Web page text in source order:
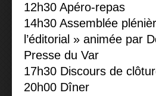
12h30 Apéro-repas
14h30 Assemblée
l’éditorial » animée par
Presse du Var
17h30 Discours de
20h00 Dîner